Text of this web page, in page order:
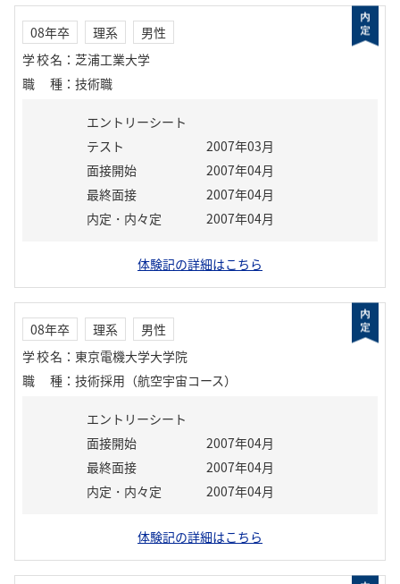
08年卒 理系
男性
学校名 ： 芝浦工業大学
職種 ： 技術職
エントリーシート
テスト
2007年03月
面接開始
2007年04月
最終面接
2007年04月
内定・内々定
2007年04月
体験記の詳細はこちら
08年卒 理系
男性
学校名 ： 東京電機大学大学院
職種 ： 技術採用（航空宇宙コース）
エントリーシート
面接開始
2007年04月
最終面接
2007年04月
内定・内々定
2007年04月
体験記の詳細はこちら